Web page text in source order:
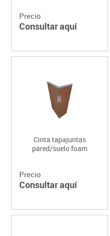
Precio
Consultar aquí
Cinta tapajuntas
pared/suelo foam
Precio
Consultar aquí